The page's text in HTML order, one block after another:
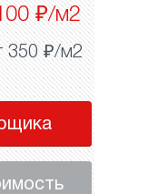
₽/м2
350 ₽/м2